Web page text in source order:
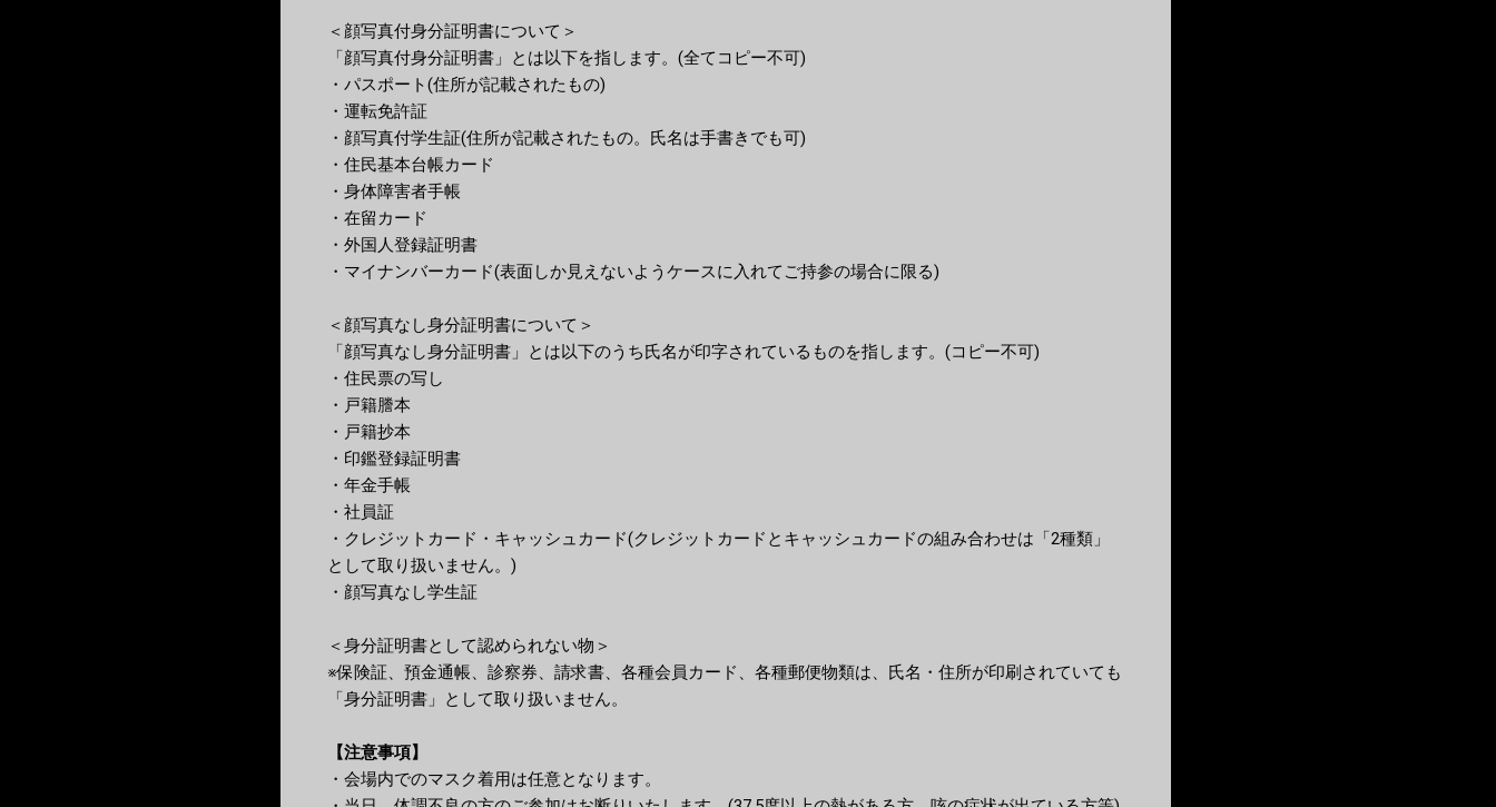
＜顔写真付身分証明書について＞
「顔写真付身分証明書」とは以下を指します。(全てコピー不可)
・パスポート(住所が記載されたもの)
・運転免許証
・顔写真付学生証(住所が記載されたもの。氏名は手書きでも可)
・住民基本台帳カード
・身体障害者手帳
・在留カード
・外国人登録証明書
・マイナンバーカード(表面しか見えないようケースに入れてご持参の場合に限る)
＜顔写真なし身分証明書について＞
「顔写真なし身分証明書」とは以下のうち氏名が印字されているものを指します。(コピー不可)
・住民票の写し
・戸籍謄本
・戸籍抄本
・印鑑登録証明書
・年金手帳
・社員証
・クレジットカード・キャッシュカード(クレジットカードとキャッシュカードの組み合わせは「2種類」
として取り扱いません。)
・顔写真なし学生証
＜身分証明書として認められない物＞
※保険証、預金通帳、診察券、請求書、各種会員カード、各種郵便物類は、氏名・住所が印刷されていても
「身分証明書」として取り扱いません。
【注意事項】
・会場内でのマスク着用は任意となります。